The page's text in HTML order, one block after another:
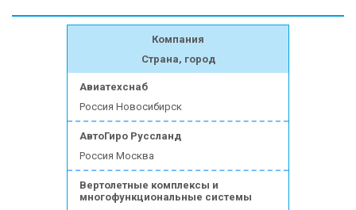
Компания
Страна, город
Авиатехснаб
Россия Новосибирск
АвтоГиро Руссланд
Россия Москва
Вертолетные комплексы и
многофункциональные системы